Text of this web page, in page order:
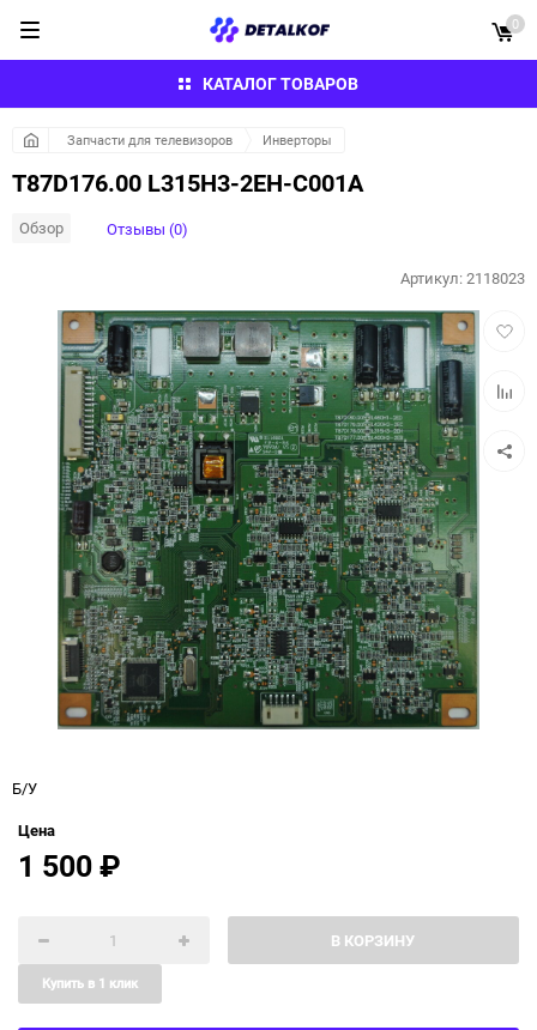
КАТАЛОГ ТОВАРОВ
0
Запчасти для телевизоров Инверторы
T87D176.00 L315H3-2EH-C001A
Обзор Отзывы (0)
Артикул:2118023
Б/У
Цена
1 500₽
В КОРЗИНУ
Купить в 1 клик